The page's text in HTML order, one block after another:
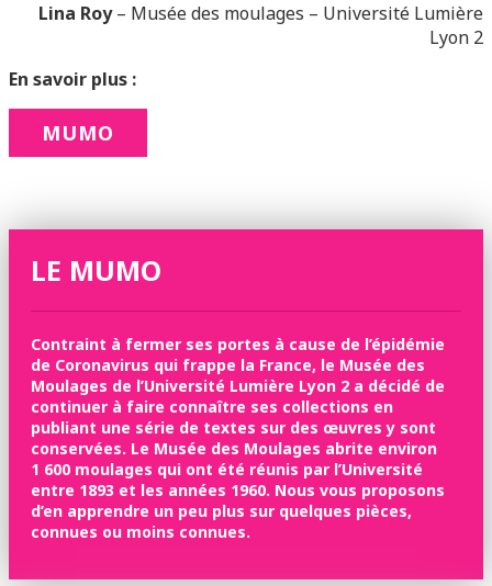
Lina Roy– Musée des moulages – Université Lumière
Lyon 2
En savoir plus :
MUMO
LE MUMO
Contraint à fermer ses portes à cause de l’épidémie
de Coronavirus qui frappe la France, le Musée des
Moulages de l’Université Lumière Lyon 2 a décidé de
continuer à faire connaître ses collections en
publiant une série de textes sur des œuvres y sont
conservées. Le Musée des Moulages abrite environ
1 600 moulages qui ont été réunis par l’Université
entre 1893 et les années 1960. Nous vous proposons
d’en apprendre un peu plus sur quelques pièces,
connues ou moins connues.